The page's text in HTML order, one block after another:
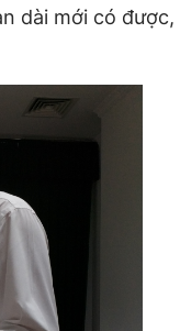
dài mới có được,